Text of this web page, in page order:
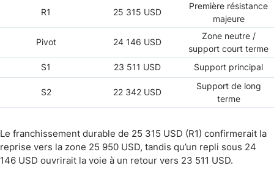
R1 25 315 USD
Première résistance
majeure
Pivot 24 146 USD
Zone neutre /
support court terme
S1
23 511 USD Support principal
S2 22 342 USD
Support de long
terme
Le franchissement durable de 25 315 USD (R1) confirmerait la
reprise vers la zone 25 950 USD, tandis qu’un repli sous 24
146 USD ouvrirait la voie à un retour vers 23 511 USD.